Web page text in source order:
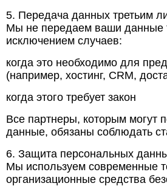
5. Передача данных третьим
Мы не передаем ваши данные
исключением случаев:
когда это необходимо для
(например, хостинг, CRM,
когда этого требует закон
Все партнеры, которым могут
данные, обязаны соблюдать
6. Защита персональных
Мы используем современные
организационные средства